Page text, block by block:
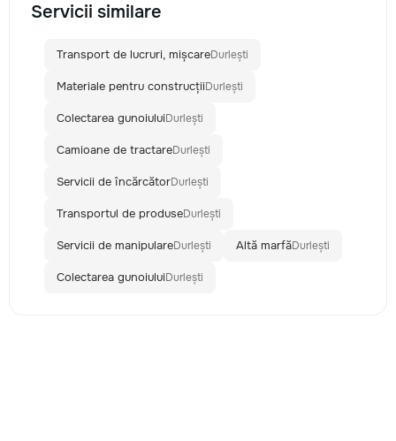
Servicii similare
Transport de lucruri, mișcareDurlești
Materiale pentru construcțiiDurlești
Colectarea gunoiuluiDurlești
Camioane de tractareDurlești
Servicii de încărcătorDurlești
Transportul de produseDurlești
Servicii de manipulareDurlești Altă marfăDurlești
Colectarea gunoiuluiDurlești